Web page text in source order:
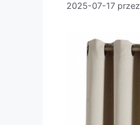
2025-07-17 przez